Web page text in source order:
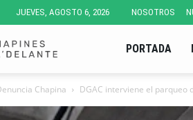
JUEVES, AGOSTO 6, 2026 NOSOTROS
Pa'
PORTADA
Chapina DGAC interviene el parqueo